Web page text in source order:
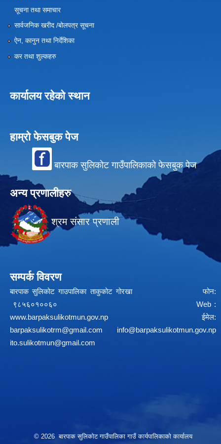
सूचना तथा समाचार
सार्वजनिक खरीद /बोलपत्र सूचना
ऐन, कानुन तथा निर्देशिका
कर तथा शुल्कहरु
कार्यालय रहेको स्थान
हाम्रो फेसबुक पेज
बारपाक सुलिकोट गाउँपालिकाको फेसबुक पेज
अन्य प्रणालीहरु
श्रम संसार प्रणाली
सम्पर्क विवरण
बारपाक सुलिकोट गाउपालिका ताकुकोट गोरखा फोन:
९८५६०१००६० Web :
www.barpaksulikotmun.gov.np
ईमेल:
barpaksulikotrm@gmail.com
info@barpaksulikotmun.gov.np
ito.sulikotmun@gmail.com
© 2026 बारपाक सुलिकोट गाउँपालिका गाउँ कार्यपालिकाको कार्यालय